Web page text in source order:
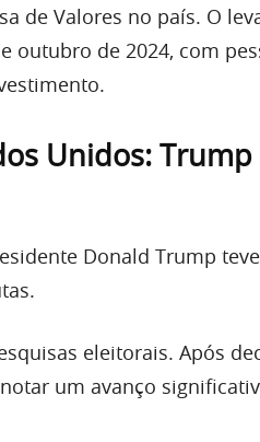
de Valores no país. O
outubro de 2024, com
Unidos:
Donald Trump
eleitorais. Após
um avanço